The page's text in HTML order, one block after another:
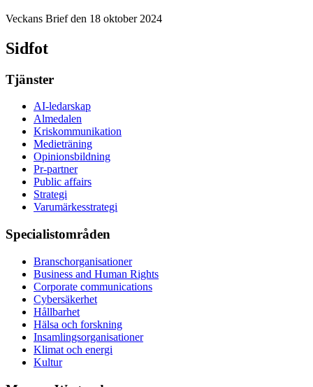
Veckans Brief den 18 oktober 2024
Sidfot
Tjänster
AI-ledarskap
Almedalen
Kris­kommunikation
Medieträning
Opinionsbildning
Pr-partner
Public affairs
Strategi
Varumärkesstrategi
Specialistområden
Branschorganisationer
Business and Human Rights
Corporate communications
Cybersäkerhet
Hållbarhet
Hälsa och forskning
Insamlingsorganisationer
Klimat och energi
Kultur